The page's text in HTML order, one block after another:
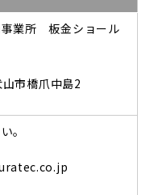
業所 板金ショール
市橋爪中島2
。